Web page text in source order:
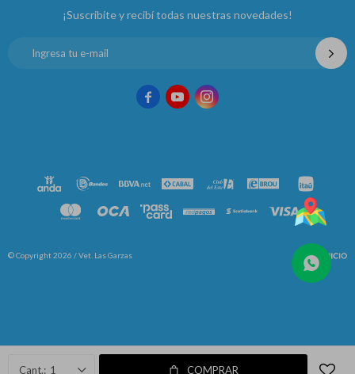
1 COMPRAR
¡Suscribite y recibí todas nuestras novedades!
  
© Copyright 2026 / Vet. Las Garzas
Fenicio